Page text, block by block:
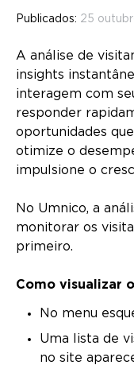
Publicados: 25
A análise de
insights
interagem com
responder
oportunidades
otimize o
impulsione o
No Umnico, a
monitorar os
primeiro.
Como visualizar
No menu
Uma lista de
no site